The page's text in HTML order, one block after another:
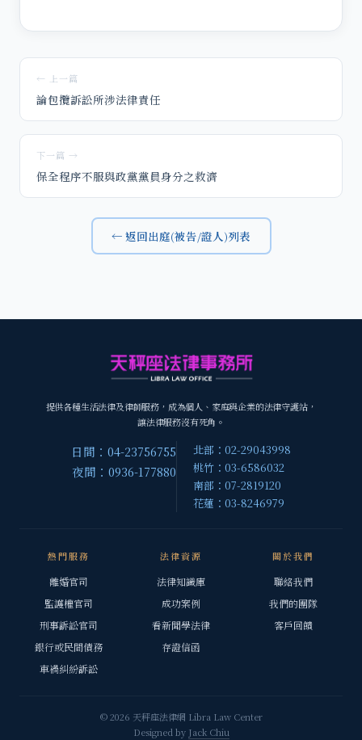
← 上一篇
論包攬訴訟所涉法律責任
下一篇 →
保全程序不服與政黨黨員身分之救濟
← 返回出庭(被告/證人)列表
提供各種生活法律及律師服務，成為個人、家庭與企業的法律守護站，
讓法律服務沒有死角。
日間：04-23756755
夜間：0936-177880
北部：02-29043998
桃竹：03-6586032
南部：07-2819120
花蓮：03-8246979
熱門服務
離婚官司
監護權官司
刑事訴訟官司
銀行或民間債務
車禍糾紛訴訟
法律資源
法律知識庫
成功案例
看新聞學法律
存證信函
關於我們
聯絡我們
我們的團隊
客戶回饋
© 2026 天秤座法律網 Libra Law Center
Designed by Jack Chiu